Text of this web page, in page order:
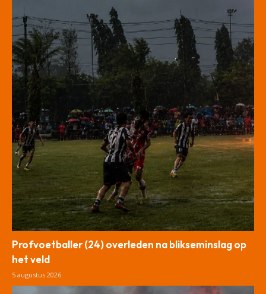
Profvoetballer (24) overleden na blikseminslag op
het veld
5 augustus 2026